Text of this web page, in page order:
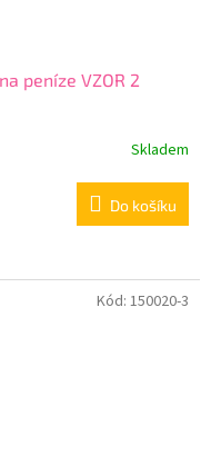
peníze VZOR 2
Skladem
Do košíku
Kód: 150020-3